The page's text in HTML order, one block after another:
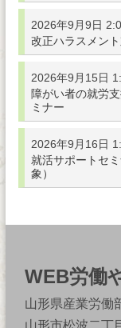
2026年9月9日
改正ハラスメン
2026年9月15日
障がい者の就労
ミナー
2026年9月16日
就活サポートセ
象）
WEB労働
山形県産業労
山形市松波二